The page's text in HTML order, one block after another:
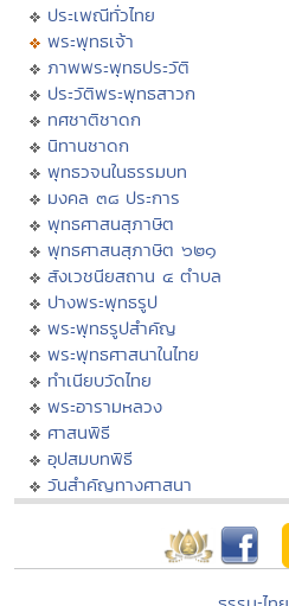
ประเพณีทั่วไทย
พระพุทธเจ้า
ภาพพระพุทธประวัติ
ประวัติพระพุทธสาวก
ทศชาติชาดก
นิทานชาดก
พุทธวจนในธรรมบท
มงคล ๓๘ ประการ
พุทธศาสนสุภาษิต
พุทธศาสนสุภาษิต ๖๒๑
สังเวชนียสถาน ๔ ตำบล
ปางพระพุทธรูป
พระพุทธรูปสำคัญ
พระพุทธศาสนาในไทย
ทำเนียบวัดไทย
พระอารามหลวง
ศาสนพิธี
อุปสมบทพิธี
วันสำคัญทางศาสนา